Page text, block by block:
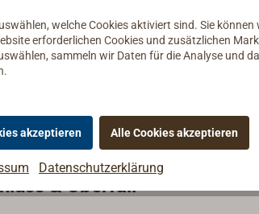
& Überfall
welche Cookies aktiviert sind. Sie
erforderlichen Cookies und zusätzlichen
sammeln wir Daten für die Analyse und
akzeptieren Alle Cookies akzeptieren
Datenschutzerklärung